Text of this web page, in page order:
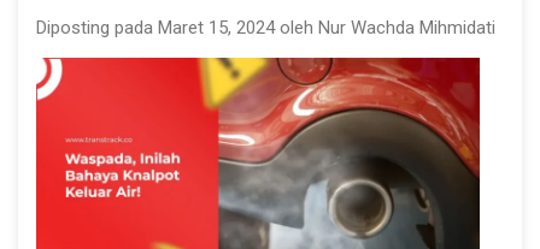
Diposting pada Maret 15, 2024 oleh Nur Wachda Mihmidati